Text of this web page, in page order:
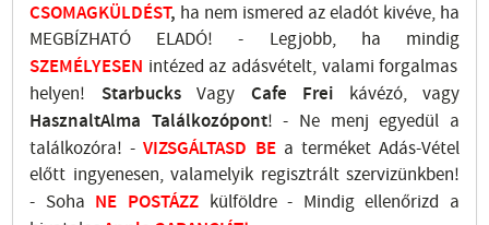
CSOMAGKÜLDÉST, ha nem ismered az eladót kivéve, ha
MEGBÍZHATÓ ELADÓ! - Legjobb, ha mindig
SZEMÉLYESEN intézed az adásvételt, valami forgalmas
helyen! StarbucksVagy Cafe Frei kávézó, vagy
HasznaltAlma Találkozópont! - Ne menj egyedül a
találkozóra! - VIZSGÁLTASD BEa terméket Adás-Vétel
előtt ingyenesen, valamelyik regisztrált szervizünkben!
- Soha NE POSTÁZZ külföldre- Mindig ellenőrizd a